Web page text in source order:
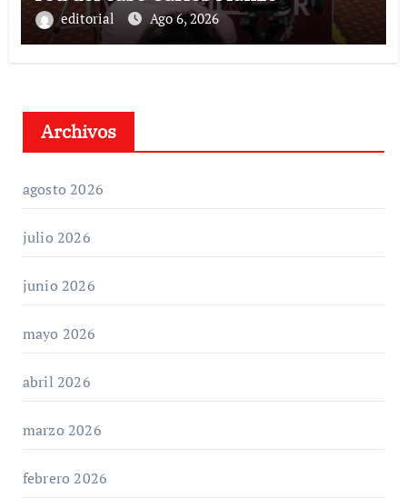
editorial Ago 6, 2026
Archivos
agosto 2026
julio 2026
junio 2026
mayo 2026
abril 2026
marzo 2026
febrero 2026